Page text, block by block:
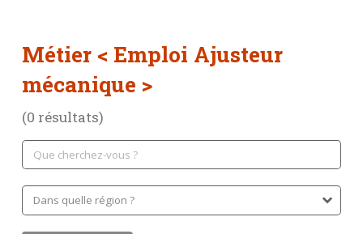
Métier < Emploi Ajusteur
mécanique >
(0 résultats)